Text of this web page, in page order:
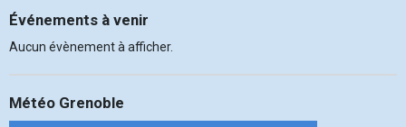
Événements à venir
Aucun évènement à afficher.
Météo Grenoble